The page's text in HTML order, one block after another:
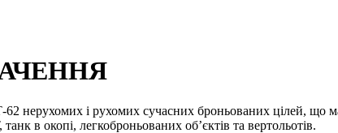
нерухомих і рухомих сучасних броньованих цілей, що
в окопі, легкоброньованих об’єктів та вертольотів.